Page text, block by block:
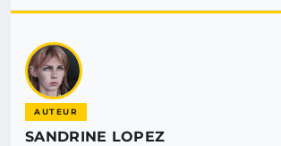
AUTEUR
SANDRINE LOPEZ